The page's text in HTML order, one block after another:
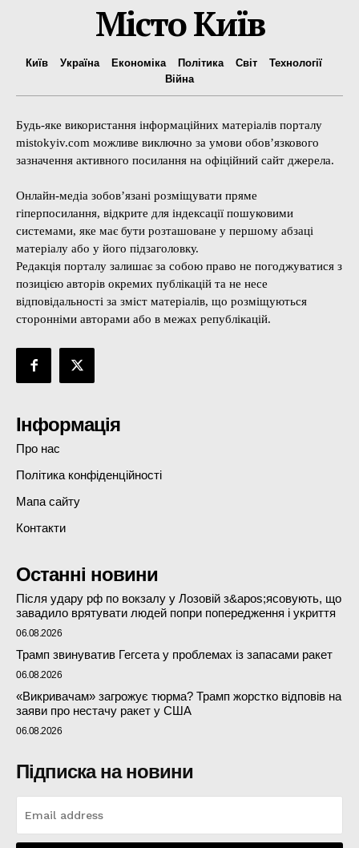
Місто Київ
Київ Україна Економіка Політика Світ
Технології
Війна
Будь-яке використання інформаційних матеріалів порталу
mistokyiv.com можливе виключно за умови обов’язкового
зазначення активного посилання на офіційний сайт джерела.
Онлайн-медіа зобов’язані розміщувати пряме
гіперпосилання, відкрите для індексації пошуковими
системами, яке має бути розташоване у першому абзаці
матеріалу або у його підзаголовку.
Редакція порталу залишає за собою право не погоджуватися з
позицією авторів окремих публікацій та не несе
відповідальності за зміст матеріалів, що розміщуються
сторонніми авторами або в межах републікацій.
Інформація
Про нас
Політика конфіденційності
Мапа сайту
Контакти
Останні новини
Після удару рф по вокзалу у Лозовій з&apos;ясовують, що
завадило врятувати людей попри попередження і укриття
06.08.2026
Трамп звинуватив Гегсета у проблемах із запасами ракет
06.08.2026
«Викривачам» загрожує тюрма? Трамп жорстко відповів на
заяви про нестачу ракет у США
06.08.2026
Підписка на новини